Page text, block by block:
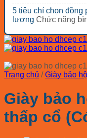
5 tiêu chí chọn đồng
lượng Chức năng
Trang chủ / Giày bảo hộ
Giày bảo
thấp cổ